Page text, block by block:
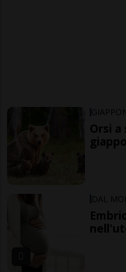
Orsi
DAL